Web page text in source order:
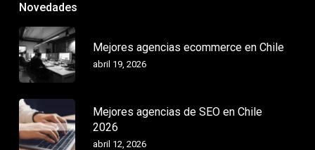
Novedades
Mejores agencias ecommerce en Chile
abril 19, 2026
Mejores agencias de SEO en Chile
2026
abril 12, 2026